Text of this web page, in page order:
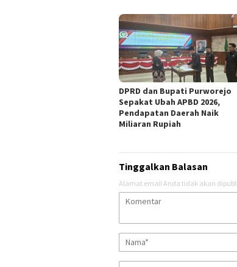
DPRD dan Bupati Purworejo
Sepakat Ubah APBD 2026,
Pendapatan Daerah Naik
Miliaran Rupiah ‎
Tinggalkan Balasan
Alamat email Anda tidak akan